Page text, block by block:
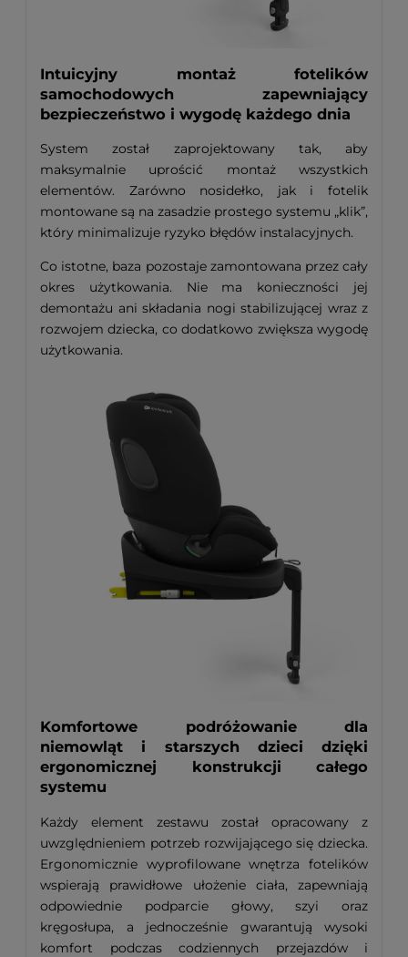
Intuicyjny montaż fotelików
samochodowych zapewniający
bezpieczeństwo i wygodę każdego dnia
System został zaprojektowany tak, aby
maksymalnie uprościć montaż wszystkich
elementów. Zarówno nosidełko, jak i fotelik
montowane są na zasadzie prostego systemu „klik”,
który minimalizuje ryzyko błędów instalacyjnych.
Co istotne, baza pozostaje zamontowana przez cały
okres użytkowania. Nie ma konieczności jej
demontażu ani składania nogi stabilizującej wraz z
rozwojem dziecka, co dodatkowo zwiększa wygodę
użytkowania.
Komfortowe podróżowanie dla
niemowląt i starszych dzieci dzięki
ergonomicznej konstrukcji całego
systemu
Każdy element zestawu został opracowany z
uwzględnieniem potrzeb rozwijającego się dziecka.
Ergonomicznie wyprofilowane wnętrza fotelików
wspierają prawidłowe ułożenie ciała, zapewniają
odpowiednie podparcie głowy, szyi oraz
kręgosłupa, a jednocześnie gwarantują wysoki
komfort podczas codziennych przejazdów i